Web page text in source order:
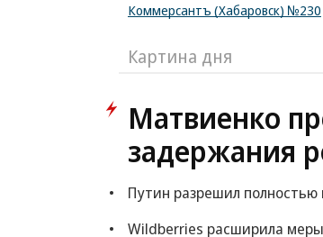
Коммерсантъ (Хабаровск) №230
Картина дня
Матвиенко
задержания
Путин разрешил
Wildberries расширила